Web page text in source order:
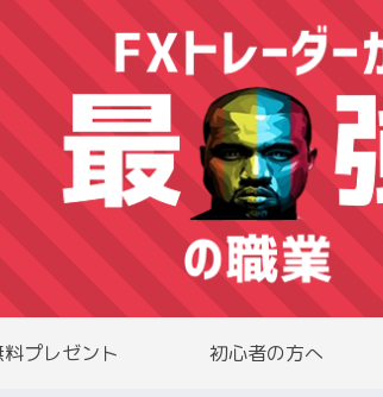
プレゼント 初心者の方へ